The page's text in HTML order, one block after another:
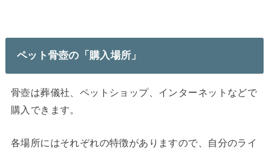
ペット骨壺の「購入場所」
骨壺は葬儀社、ペットショップ、インターネットなどで
購入できます。
各場所にはそれぞれの特徴がありますので、自分のライ